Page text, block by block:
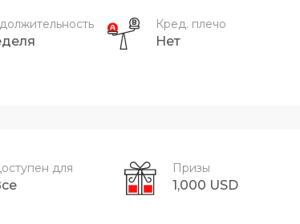
Кред. плечо
Нет
для Призы
1,000 USD